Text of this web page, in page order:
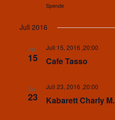
Spende
Juli 2016
FR.
15 Cafe Tasso
Juli 15, 2016 ,20:00
SA.
23 Kabarett Charly M.
Juli 23, 2016 ,20:00